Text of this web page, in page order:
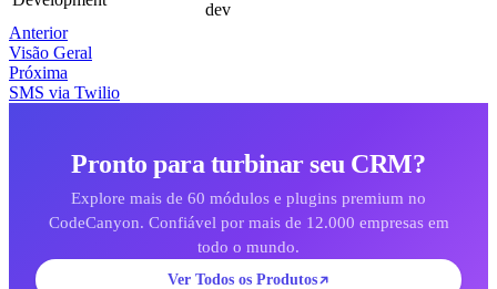
dev
Anterior
Visão Geral
Próxima
SMS via Twilio
Pronto para turbinar seu CRM?
Explore mais de 60 módulos e plugins premium no
CodeCanyon. Confiável por mais de 12.000 empresas em
todo o mundo.
Ver Todos os Produtos